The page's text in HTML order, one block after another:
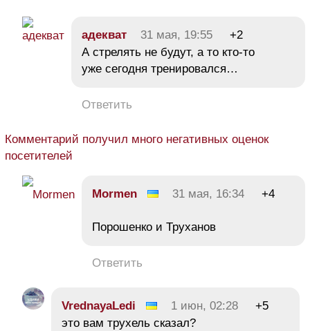
адекват 31 мая, 19:55
+2
А стрелять не будут, а то кто-то
уже сегодня тренировался…
Ответить
Комментарий получил много негативных оценок
посетителей
Mormen 31 мая, 16:34 +4
Порошенко и Труханов
Ответить
VrednayaLedi 1 июн, 02:28
+5
это вам трухель сказал?